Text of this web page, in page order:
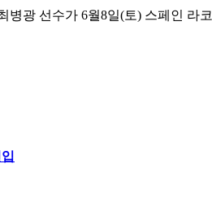
광 선수가 6월8일(토) 스페인 라